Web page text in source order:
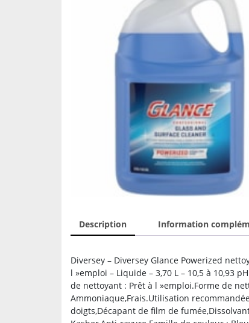
Description Information
Diversey – Diversey Glance Powerized
l »emploi – Liquide – 3,70 L – 10,5 à 10,93
de nettoyant : Prêt à l »emploi.Forme de
Ammoniaque,Frais.Utilisation
doigts,Décapant de film de